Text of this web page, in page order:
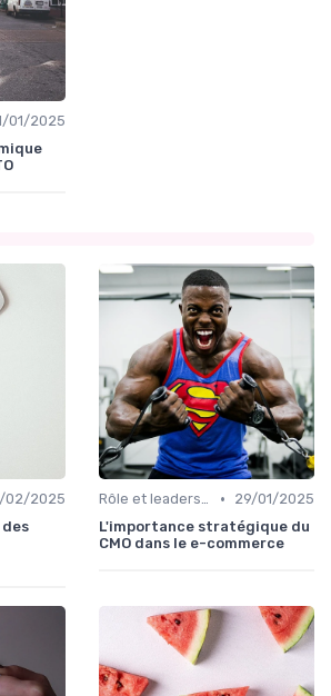
01/2025
02/2025
Rôle et leadership du directeur marketing •
29/01/2025
L'importance stratégique du
CMO dans le e-commerce